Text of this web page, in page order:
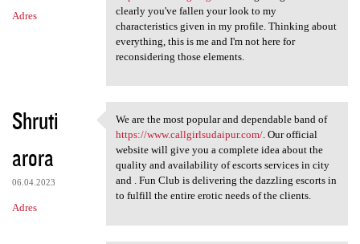
Adres
clearly you've fallen your look to my
characteristics given in my profile. Thinking about
everything, this is me and I'm not here for
reconsidering those elements.
Shruti
arora
06.04.2023
Adres
We are the most popular and
We are the most popular and dependable band of
https://www.callgirlsudaipur.com/. Our official
website will give you a complete idea about the
quality and availability of escorts services in city
and . Fun Club is delivering the dazzling escorts in
to fulfill the entire erotic needs of the clients.